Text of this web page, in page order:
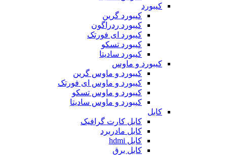
کیبورد
کیبورد گرین
کیبورد ردراگون
کیبورد ای فورتک
کیبورد تسکو
کیبورد سادیتا
کیبورد و ماوس
کیبورد و ماوس گرین
کیبورد و ماوس ای فورتک
کیبورد و ماوس تسکو
کیبورد و ماوس سادیتا
کابل
کابل کارت گرافیک
کابل مادربرد
کابل hdmi
کابل برق